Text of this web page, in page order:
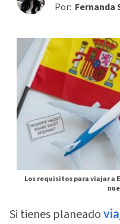
Por: Fernanda
Los requisitos para viajar a
Si tienes planeado